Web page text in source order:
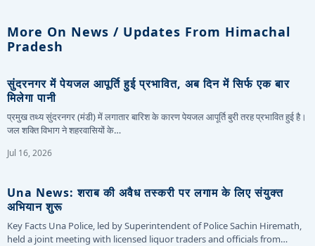
More On News / Updates From Himachal
Pradesh
सुंदरनगर में पेयजल आपूर्ति हुई प्रभावित, अब दिन में सिर्फ एक बार
मिलेगा पानी
प्रमुख तथ्य सुंदरनगर (मंडी) में लगातार बारिश के कारण पेयजल आपूर्ति बुरी तरह प्रभावित हुई है।
जल शक्ति विभाग ने शहरवासियों के…
Jul 16, 2026
Una News: शराब की अवैध तस्करी पर लगाम के लिए संयुक्त
अभियान शुरू
Key Facts Una Police, led by Superintendent of Police Sachin Hiremath,
held a joint meeting with licensed liquor traders and officials from…